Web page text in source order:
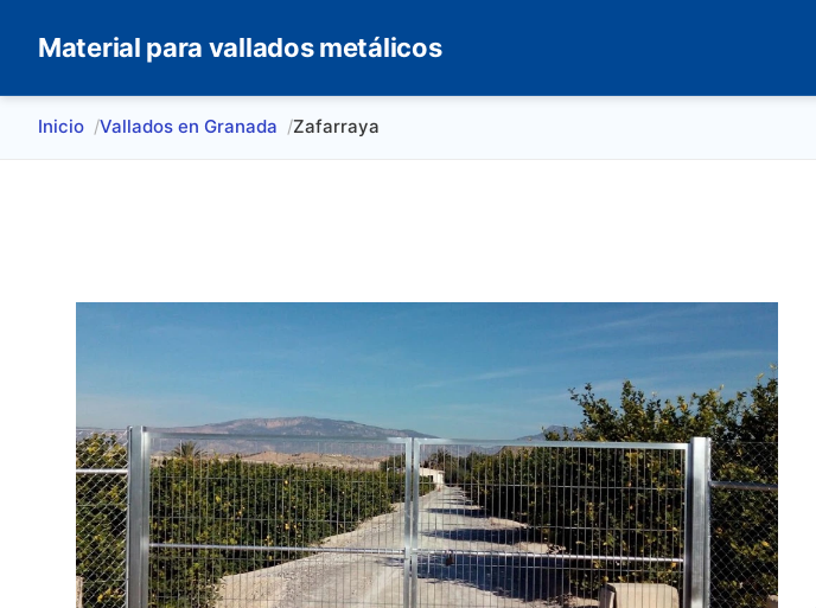
Material para vallados metálicos
Inicio Vallados en Granada Zafarraya